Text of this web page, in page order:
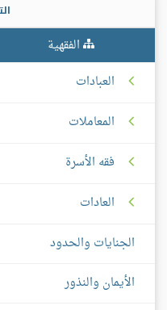
الفقهية
العبادات
المعاملات
فقه الأسرة
العادات
الجنايات والحدود
الأيمان والنذور